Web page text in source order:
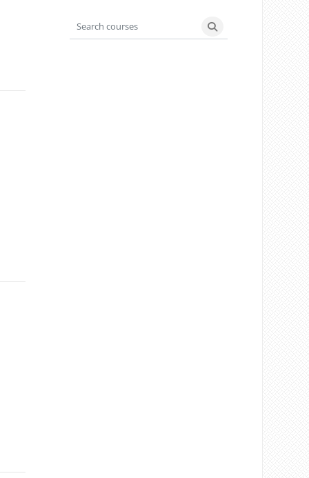
Search courses
Search courses